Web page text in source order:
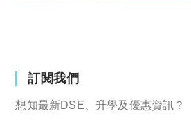
訂閱我們
想知最新DSE、升學及優惠資訊？